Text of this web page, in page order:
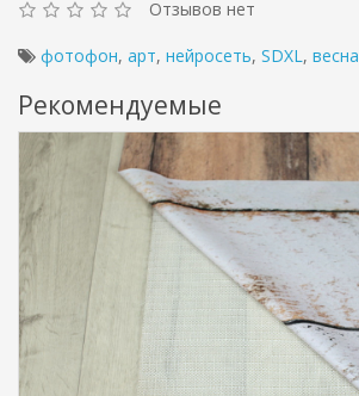
Отзывов нет
фотофон, арт, нейросеть, SDXL, весна
Рекомендуемые